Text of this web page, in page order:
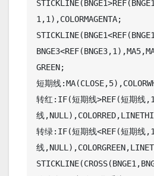
1,1),COLORMAGENTA;
GREEN;
短期线
转红:IF(短期线>REF(短期线
线
转绿:IF(短期线<REF(短期线
线